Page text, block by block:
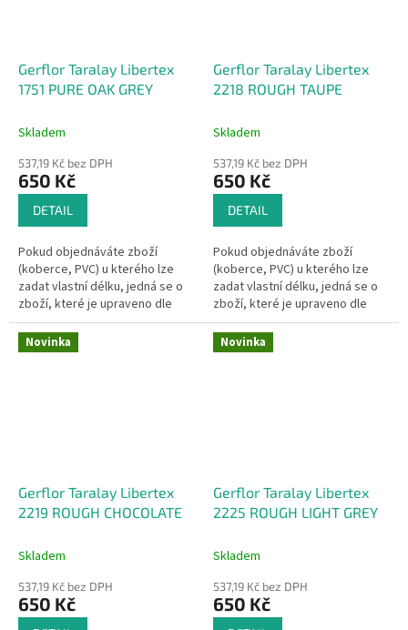
Gerflor Taralay Libertex
1751 PURE OAK GREY
Skladem
537,19 Kč bez DPH
650 Kč
DETAIL
Pokud objednáváte zboží
(koberce, PVC) u kterého lze
zadat vlastní délku, jedná se o
zboží, které je upraveno dle
Vašeho přání.Pak se dle §1837
písm. d) občanského...
Gerflor Taralay Libertex
2218 ROUGH TAUPE
Skladem
537,19 Kč bez DPH
650 Kč
DETAIL
Pokud objednáváte zboží
(koberce, PVC) u kterého lze
zadat vlastní délku, jedná se o
zboží, které je upraveno dle
Vašeho přání.Pak se dle §1837
písm. d) občanského...
Novinka
Gerflor Taralay Libertex
2219 ROUGH CHOCOLATE
Skladem
537,19 Kč bez DPH
650 Kč
Novinka
Gerflor Taralay Libertex
2225 ROUGH LIGHT GREY
Skladem
537,19 Kč bez DPH
650 Kč